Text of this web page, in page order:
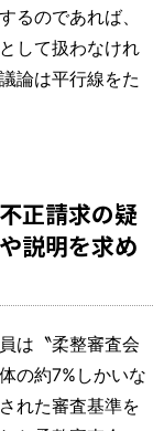
るのであれば、
して扱わなけれ
論は平行線をた
正請求の疑
説明を求め
は〝柔整審査会
の約7%しかいな
れた審査基準を